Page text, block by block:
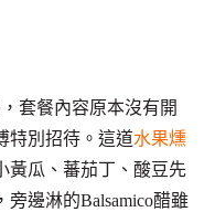
套餐內容原本沒有開
特別招待。這道水果燻
黃瓜、蕃茄丁、酸豆先
邊淋的Balsamico醋雖